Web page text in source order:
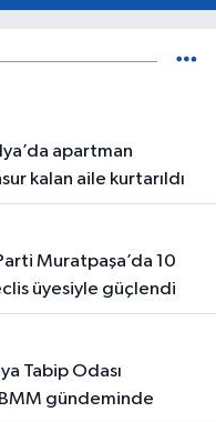
kalan aile kurtarıldı
üyesiyle güçlendi
gündeminde